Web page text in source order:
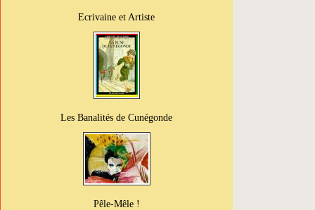
Ecrivaine et Artiste
Les Banalités de Cunégonde
Pêle-Mêle !